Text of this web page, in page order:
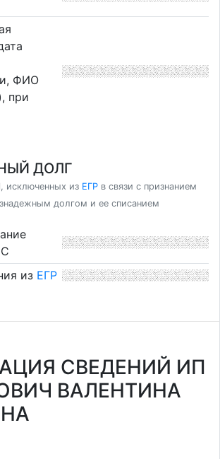
ФИО
при
ДОЛГ
исключенных из ЕГР в связи с признанием
долгом и ее списанием
из ЕГР
СВЕДЕНИЙ ИП
ВАЛЕНТИНА